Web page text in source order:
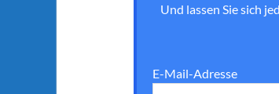
Und lassen Sie sich
E-Mail-Adresse